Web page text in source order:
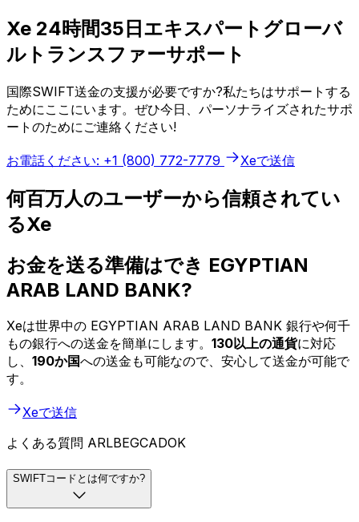
Xe 24時間35日エキスパートグローバ
ルトランスファーサポート
国際SWIFT送金の支援が必要ですか?私たちはサポートする
ためにここにいます。ぜひ今日、パーソナライズされたサポ
ートのためにご連絡ください!
お電話ください: +1 (800) 772-7779 Xeで送信
何百万人のユーザーから信頼されてい
るXe
お金を送る準備はでき EGYPTIAN
ARAB LAND BANK?
Xeは世界中の EGYPTIAN ARAB LAND BANK 銀行や何千
もの銀行への送金を簡単にします。 130以上の通貨に対応
し、 190か国への送金も可能なので、安心して送金が可能で
す。
Xeで送信
よくある質問 ARLBEGCADOK
SWIFTコードとは何ですか?